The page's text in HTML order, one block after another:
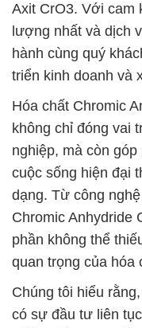
Axit CrO3. Với cam
lượng nhất và dịch
hành cùng quý
triển kinh doanh và
Hóa chất Chromic
không chỉ đóng vai
nghiệp, mà còn
cuộc sống hiện đại
dạng. Từ công
Chromic Anhydride
phần không thể
quan trọng của hóa
Chúng tôi hiểu
có sự đầu tư liên